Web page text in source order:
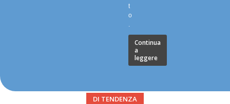
t
o
.
Continua
a
leggere
DI TENDENZA